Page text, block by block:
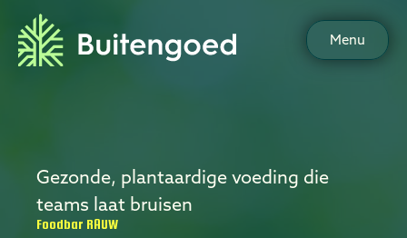
Menu
Gezonde, plantaardige voeding die
teams laat bruisen
Foodbar RAUW